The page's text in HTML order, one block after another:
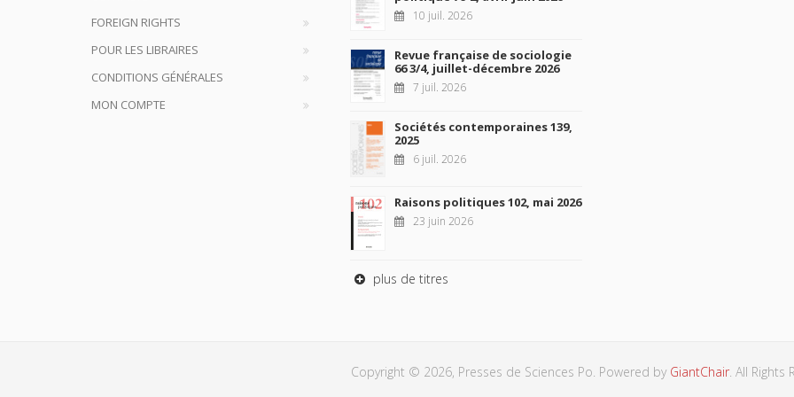
FOREIGN RIGHTS
POUR LES LIBRAIRES
CONDITIONS GÉNÉRALES
MON COMPTE
10 juil. 2026
Revue française de sociologie
66 3/4, juillet-décembre 2026
7 juil. 2026
Sociétés contemporaines 139,
2025
6 juil. 2026
Raisons politiques 102, mai 2026
23 juin 2026
plus de titres
Copyright © 2026, Presses de Sciences Po. Powered by GiantChair. All Rights